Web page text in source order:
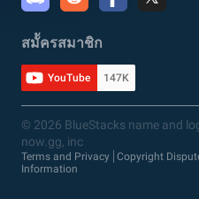
สมััครสมาชิก
YouTube 147K
© 2026 BlueStacks name and
now.gg, inc
Terms and Privacy Copyright
Information